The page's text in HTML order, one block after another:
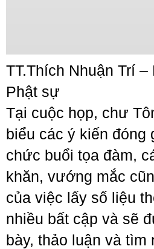
TT.Thích Nhuận Trí
Phật sự
Tại cuộc họp, chư
biểu các ý kiến đóng
chức buổi tọa đàm,
khăn, vướng mắc
của việc lấy số liệu
nhiều bất cập và sẽ
bày, thảo luận và tìm